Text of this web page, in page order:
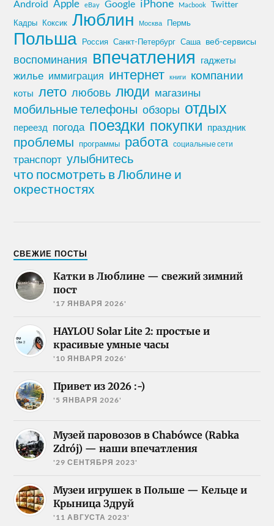
Android Apple eBay Google iPhone Macbook Twitter
Кадры Коксик Люблин Москва Пермь
Польша Россия Санкт-Петербург Саша веб-сервисы
воспоминания впечатления гаджеты
жилье иммиграция интернет книги компании
коты лето любовь люди магазины
мобильные телефоны обзоры отдых
переезд погода поездки покупки праздник
проблемы программы работа социальные сети
транспорт улыбнитесь
что посмотреть в Люблине и
окрестностях
СВЕЖИЕ ПОСТЫ
Катки в Люблине — свежий зимний
пост
'17 ЯНВАРЯ 2026'
HAYLOU Solar Lite 2: простые и
красивые умные часы
'10 ЯНВАРЯ 2026'
Привет из 2026 :-)
'5 ЯНВАРЯ 2026'
Музей паровозов в Chabówce (Rabka
Zdrój) — наши впечатления
'29 СЕНТЯБРЯ 2023'
Музеи игрушек в Польше — Кельце и
Крыница Здруй
'11 АВГУСТА 2023'